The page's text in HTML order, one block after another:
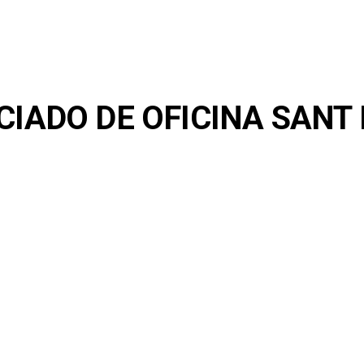
DE OFICINA SANT